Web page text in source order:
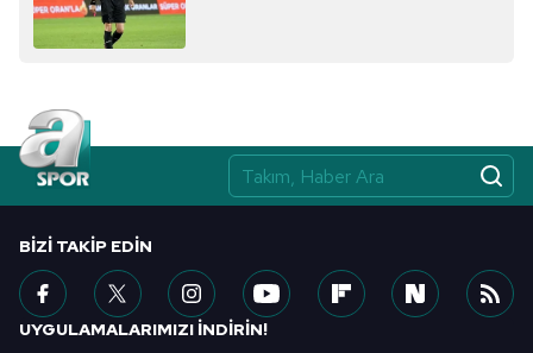
BIZI TAKIP EDIN
UYGULAMALARIMIZI İNDİRİN!